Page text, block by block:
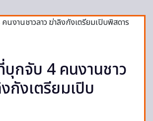
บุกจับ 4 คนงานชาว
กังเตรียมเปิบ